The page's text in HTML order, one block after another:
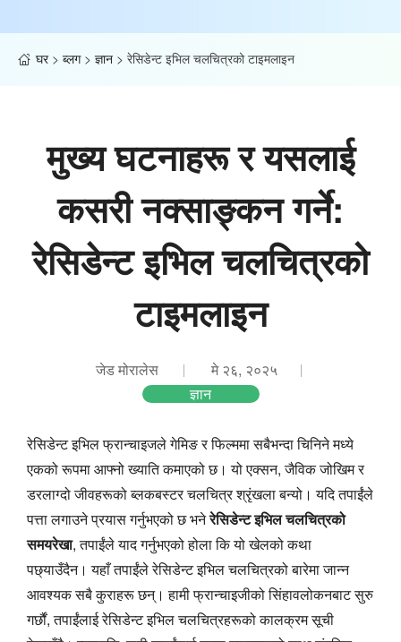
घर> ब्लग> ज्ञान > रेसिडेन्ट इभिल चलचित्रको टाइमलाइन
मुख्य घटनाहरू र यसलाई
कसरी नक्साङ्कन गर्ने:
रेसिडेन्ट इभिल चलचित्रको
टाइमलाइन
जेड मोरालेस
मे २६, २०२५
ज्ञान
रेसिडेन्ट इभिल फ्रान्चाइजले गेमिङ र फिल्ममा सबैभन्दा चिनिने मध्ये
एकको रूपमा आफ्नो ख्याति कमाएको छ। यो एक्सन, जैविक जोखिम र
डरलाग्दो जीवहरूको ब्लकबस्टर चलचित्र श्रृंखला बन्यो। यदि तपाईंले
पत्ता लगाउने प्रयास गर्नुभएको छ भनेरेसिडेन्ट इभिल चलचित्रको
समयरेखा, तपाईंले याद गर्नुभएको होला कि यो खेलको कथा
पछ्याउँदैन। यहाँ तपाईंले रेसिडेन्ट इभिल चलचित्रको बारेमा जान्न
आवश्यक सबै कुराहरू छन्। हामी फ्रान्चाइजीको सिंहावलोकनबाट सुरु
गर्छौं, तपाईंलाई रेसिडेन्ट इभिल चलचित्रहरूको कालक्रम सूची